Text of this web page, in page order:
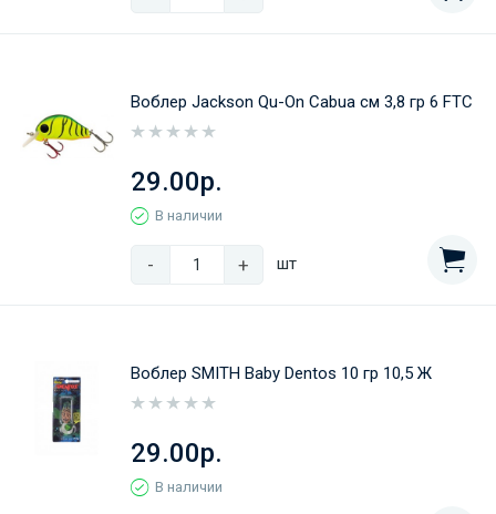
Воблер Jackson Qu-On Cabua см 3,8 гр 6 FTC
29.00р.
В наличии
- + шт
Воблер SMITH Baby Dentos 10 гр 10,5 Ж
29.00р.
В наличии